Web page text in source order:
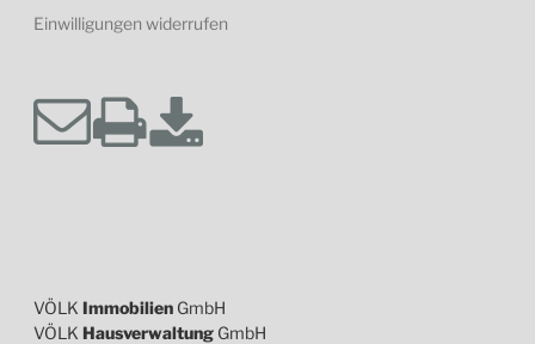
Einwilligungen widerrufen
VÖLK Immobilien GmbH
VÖLK Hausverwaltung GmbH